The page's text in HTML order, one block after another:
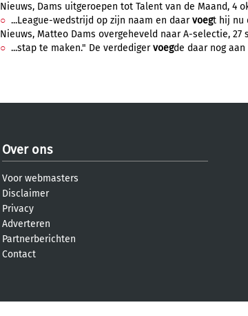
Nieuws, Dams uitgeroepen tot Talent van de Maand, 4
...League-wedstrijd op zijn naam en daarvoegt hij nu
Nieuws, Matteo Dams overgeheveld naar A-selectie, 27
...stap te maken." De verdedigervoegde daar nog
Over ons
Voor webmasters
Disclaimer
Privacy
Adverteren
Partnerberichten
Contact